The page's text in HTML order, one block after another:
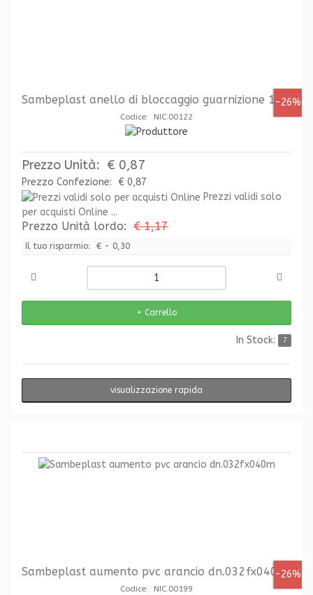
-26%
Sambeplast anello di bloccaggio guarnizione 125
Codice: NIC.00122
Prezzo Unità: € 0,87
Prezzo Confezione:
€ 0,87
Prezzi validi solo
per acquisti Online ...
Prezzo Unità lordo: € 1,17
Il tuo risparmio: € - 0,30
In Stock: 7
visualizzazione rapida
-26%
Sambeplast aumento pvc arancio dn.032fx040m
Codice: NIC.00199